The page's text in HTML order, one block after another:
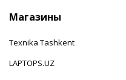
Магазины
Texnika Tashkent
LAPTOPS.UZ